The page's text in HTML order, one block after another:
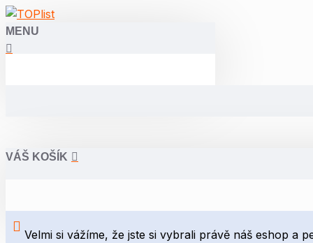
MENU
VÁŠ KOŠÍK
Velmi si vážíme, že jste si vybrali právě náš eshop a